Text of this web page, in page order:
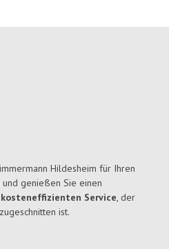
Hildesheim für Ihren
genießen Sie einen
Service, der
ist.